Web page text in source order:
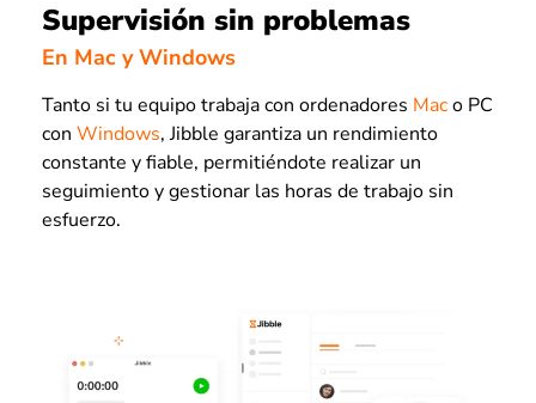
Supervisión sin problemas
En Mac y Windows
Tanto si tu equipo trabaja con ordenadores Maco PC
con Windows, Jibble garantiza un rendimiento
constante y fiable, permitiéndote realizar un
seguimiento y gestionar las horas de trabajo sin
esfuerzo.